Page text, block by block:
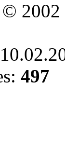
497